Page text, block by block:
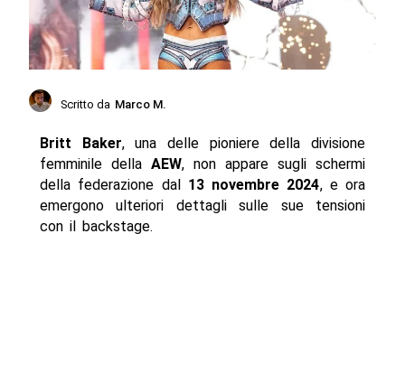
Scritto da Marco M.
Britt Baker, una delle pioniere della divisione
femminile dellaAEW, non appare sugli schermi
della federazione dal 13 novembre 2024, e ora
emergono ulteriori dettagli sulle sue tensioni
con il backstage.